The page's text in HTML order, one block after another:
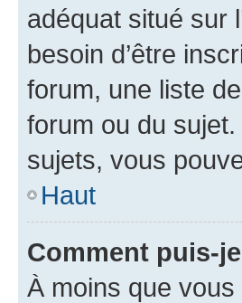
adéquat situé sur
besoin d’être
forum, une liste
forum ou du
sujets, vous
Haut
Comment puis-
À moins que